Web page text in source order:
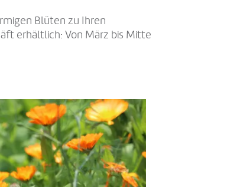
Blüten zu Ihren
erhältlich: Von März bis Mitte